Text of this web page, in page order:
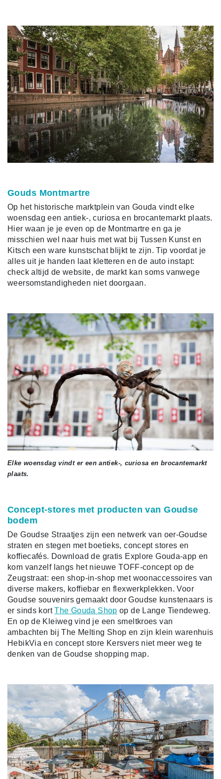
Gouds Montmartre
Op het historische marktplein van Gouda vindt elke
woensdag een antiek-, curiosa en brocantemarkt plaats.
Hier waan je je even op de Montmartre en ga je
misschien wel naar huis met wat bij Tussen Kunst en
Kitsch een ware kunstschat blijkt te zijn. Tip voordat je
alles uit je handen laat kletteren en de auto instapt:
check altijd de website, de markt kan soms vanwege
weersomstandigheden niet doorgaan.
Elke woensdag vindt er een antiek-, curiosa en brocantemarkt
plaats.
Concept-stores met producten van Goudse
bodem
De Goudse Straatjes zijn een netwerk van oer-Goudse
straten en stegen met boetieks, concept stores en
koffiecafés. Download de gratis Explore Gouda-app en
kom vanzelf langs het nieuwe TOFF-concept op de
Zeugstraat: een shop-in-shop met woonaccessoires van
diverse makers, koffiebar en flexwerkplekken. Voor
Goudse souvenirs gemaakt door Goudse kunstenaars is
er sinds kortThe Gouda Shop op de Lange Tiendeweg.
En op de Kleiweg vind je een smeltkroes van
ambachten bij The Melting Shop en zijn klein warenhuis
HebikVia en concept store Kersvers niet meer weg te
denken van de Goudse shopping map.